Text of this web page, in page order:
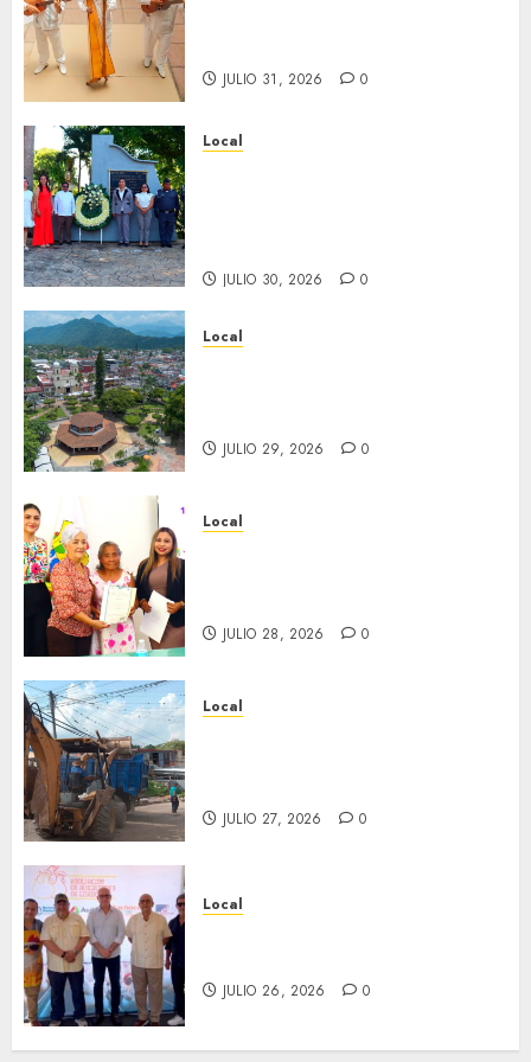
JULIO 31, 2026 0
Local
JULIO 30, 2026 0
Local
JULIO 29, 2026 0
Local
JULIO 28, 2026 0
Local
JULIO 27, 2026 0
Local
JULIO 26, 2026 0